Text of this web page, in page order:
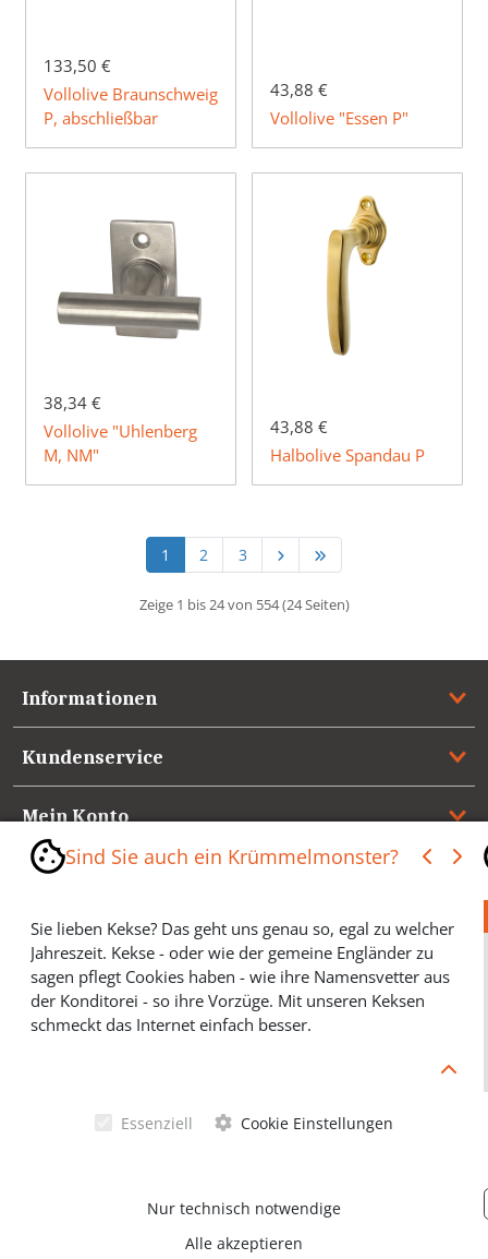
133,50 €
Vollolive Braunschweig
P, abschließbar
43,88 €
Vollolive "Essen P"
38,34 €
Vollolive "Uhlenberg
M, NM"
43,88 €
Halbolive Spandau P
1 2 3
Zeige 1 bis 24 von 554 (24 Seiten)
Informationen
Kundenservice
Mein Konto
Referenzen
Medienspiegel & Presseinformationen
*** Vertrag widerrufen ***
© Schörghofer Ventano Beschläge GmbH & Co KG 2026
Sind Sie auch ein Krümmelmonster?
Sie lieben Kekse? Das geht uns genau so, egal zu welcher
Jahreszeit. Kekse - oder wie der gemeine Engländer zu
sagen pflegt Cookies haben - wie ihre Namensvetter aus
der Konditorei - so ihre Vorzüge. Mit unseren Keksen
schmeckt das Internet einfach besser.
Cookies helfen Ihnen, Ihre gewünschten Artikel schneller
Werbung sparen und selbstverständlich anonyme
Statistiken erstellen (#Ehrensache). Deshalb schmecken
Essenziell Cookie Einstellungen
Nur technisch notwendige
Alle akzeptieren